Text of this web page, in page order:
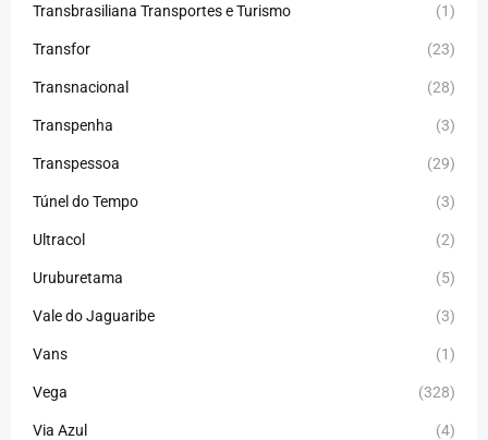
Transbrasiliana Transportes e Turismo (1)
Transfor (23)
Transnacional (28)
Transpenha (3)
Transpessoa (29)
Túnel do Tempo (3)
Ultracol (2)
Uruburetama (5)
Vale do Jaguaribe (3)
Vans (1)
Vega (328)
Via Azul (4)